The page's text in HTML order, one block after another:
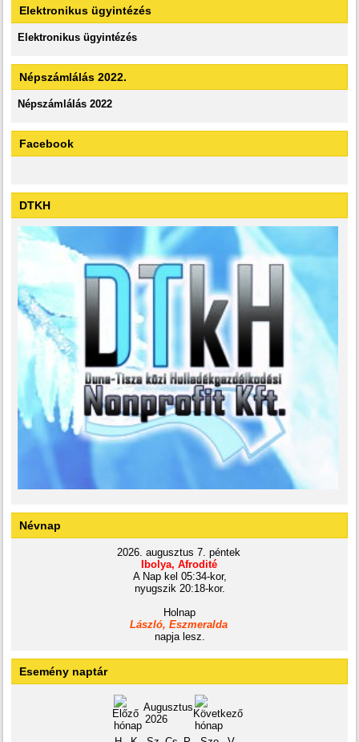
Elektronikus ügyintézés
Elektronikus ügyintézés
Népszámlálás 2022.
Népszámlálás 2022
Facebook
DTKH
Névnap
2026. augusztus 7. péntek
Ibolya, Afrodité
A Nap kel 05:34-kor,
nyugszik 20:18-kor.
Holnap
László, Eszmeralda
napja lesz.
Esemény naptár
Augusztus
2026